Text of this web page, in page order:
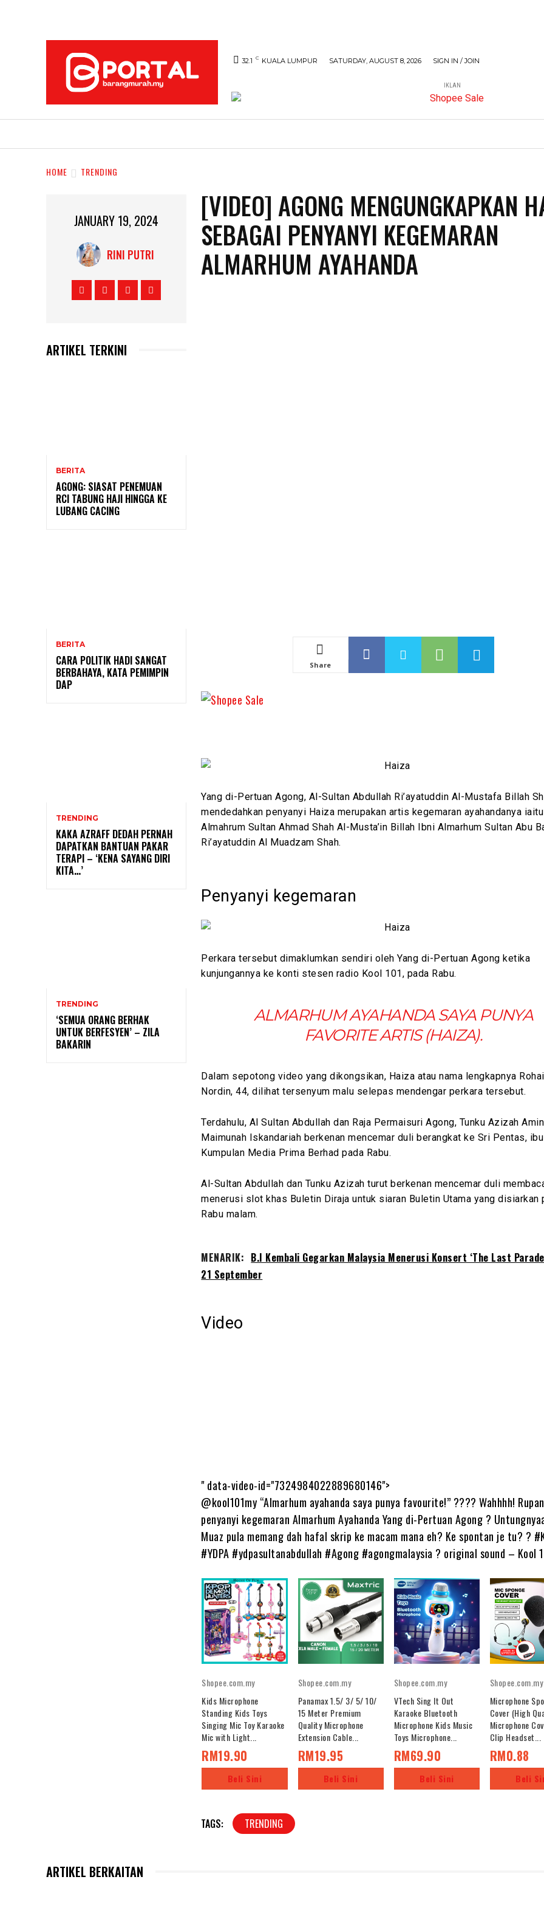
32.1 C KUALA LUMPUR SATURDAY, AUGUST 8, 2026 SIGN IN / JOIN
IKLAN
HOME TRENDING
JANUARY 19, 2024
RINI PUTRI
ARTIKEL TERKINI
BERITA
AGONG: SIASAT PENEMUAN
RCI TABUNG HAJI HINGGA KE
LUBANG CACING
BERITA
CARA POLITIK HADI SANGAT
BERBAHAYA, KATA PEMIMPIN
DAP
TRENDING
KAKA AZRAFF DEDAH PERNAH
DAPATKAN BANTUAN PAKAR
TERAPI – ‘KENA SAYANG DIRI
KITA…’
TRENDING
‘SEMUA ORANG BERHAK
UNTUK BERFESYEN’ – ZILA
BAKARIN
[VIDEO] AGONG MENGUNGKAPKAN
SEBAGAI PENYANYI KEGEMARAN
ALMARHUM AYAHANDA
Share
Yang di-Pertuan Agong, Al-Sultan Abdullah Ri’ayatuddin Al-Mustafa Billah
mendedahkan penyanyi Haiza merupakan artis kegemaran ayahandanya iaitu
Almahrum Sultan Ahmad Shah Al-Musta’in Billah Ibni Almarhum Sultan Abu
Ri’ayatuddin Al Muadzam Shah.
Penyanyi kegemaran
Perkara tersebut dimaklumkan sendiri oleh Yang di-Pertuan Agong ketika
kunjungannya ke konti stesen radio Kool 101, pada Rabu.
ALMARHUM AYAHANDA SAYA PUNYA
FAVORITE ARTIS (HAIZA).
Dalam sepotong video yang dikongsikan, Haiza atau nama lengkapnya
Nordin, 44, dilihat tersenyum malu selepas mendengar perkara tersebut.
Terdahulu, Al Sultan Abdullah dan Raja Permaisuri Agong, Tunku Azizah
Maimunah Iskandariah berkenan mencemar duli berangkat ke Sri Pentas,
Kumpulan Media Prima Berhad pada Rabu.
Al-Sultan Abdullah dan Tunku Azizah turut berkenan mencemar duli
menerusi slot khas Buletin Diraja untuk siaran Buletin Utama yang disiarkan
Rabu malam.
MENARIK: B.I Kembali Gegarkan Malaysia Menerusi Konsert ‘The Last
21 September
Video
" data-video-id="7324984022889680146">
@kool101my “Almarhum ayahanda saya punya favourite!” ???? Wahhhh!
penyanyi kegemaran Almarhum Ayahanda Yang di-Pertuan Agong ?
Muaz pula memang dah hafal skrip ke macam mana eh? Ke spontan je tu? ?
#YDPA #ydpasultanabdullah #Agong #agongmalaysia ? original sound – Kool
T
h
e
f
o
l
o
w
i
n
g
t
o
Shopee.com.my
Kids Microphone
Standing Kids Toys
Singing Mic Toy Karaoke
Mic with Light...
RM19.90
Beli Sini
Shopee.com.my
Panamax 1.5/ 3/ 5/ 10/
15 Meter Premium
Quality Microphone
Extension Cable...
RM19.95
Beli Sini
Shopee.com.my
VTech Sing It Out
Karaoke Bluetooth
Microphone Kids Music
Toys Microphone...
RM69.90
Beli Sini
Shopee.com.my
Microphone
Cover (High
Microphone
Clip Headset...
RM0.88
Beli
TAGS: TRENDING
ARTIKEL BERKAITAN